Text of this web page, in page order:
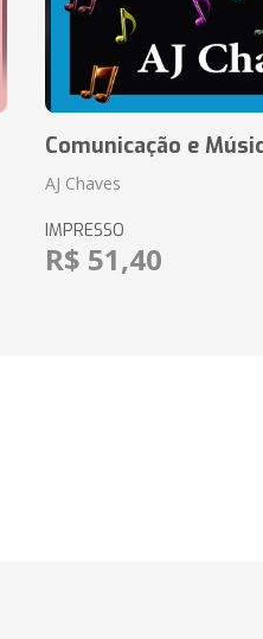
Comunicação e
AJ Chaves
IMPRESSO
R$ 51,40